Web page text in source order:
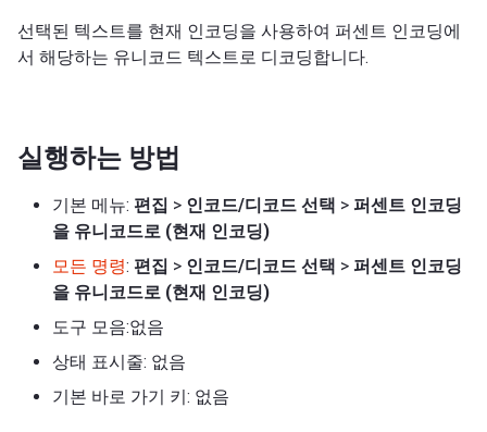
선택된 텍스트를 현재 인코딩을 사용하여 퍼센트 인코딩에
서 해당하는 유니코드 텍스트로 디코딩합니다.
실행하는 방법
기본 메뉴: 편집 > 인코드/디코드 선택 > 퍼센트 인코딩
을 유니코드로 (현재 인코딩)
모든 명령: 편집 > 인코드/디코드 선택 > 퍼센트 인코딩
을 유니코드로 (현재 인코딩)
도구 모음:없음
상태 표시줄: 없음
기본 바로 가기 키: 없음